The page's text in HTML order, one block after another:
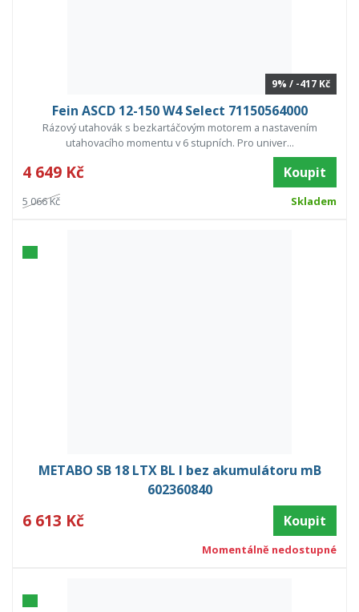
9% / -417 Kč
Fein ASCD 12-150 W4 Select 71150564000
Rázový utahovák s bezkartáčovým motorem a nastavením
utahovacího momentu v 6 stupních. Pro univer...
4 649 Kč Koupit
5 066 Kč Skladem
METABO SB 18 LTX BL I bez akumulátoru mB
602360840
6 613 Kč Koupit
Momentálně nedostupné